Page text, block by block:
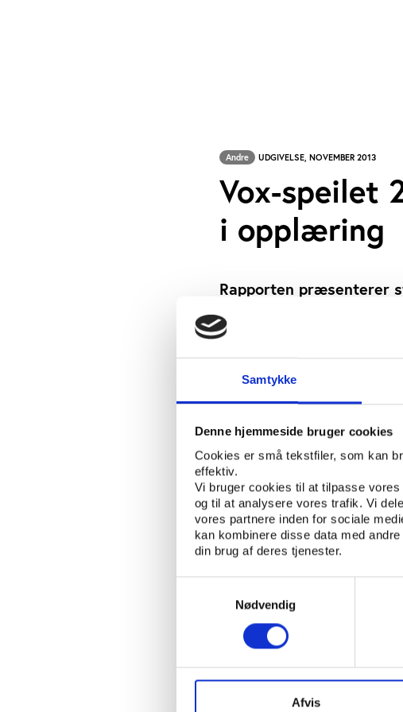
Samtykke
Denne hjemmeside bruger cookies
Cookies er små tekstfiler, som kan
effektiv.
Vi bruger cookies til at tilpasse
og til at analysere vores trafik. Vi
vores partnere inden for sociale
kan kombinere disse data med
din brug af deres tjenester.
Nødvendig
Afvis
Andre UDGIVELSE, NOVEMBER 2013
Vox-speilet
i opplæring
Rapporten præsenterer
voksenundervisning i
voksenuddannelse på
UDGIVER: VOX - NASJONALT FAGORGAN
ANTAL SIDER: 132